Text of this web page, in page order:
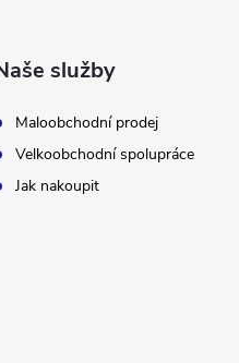
služby
Maloobchodní prodej
Velkoobchodní spolupráce
Jak nakoupit